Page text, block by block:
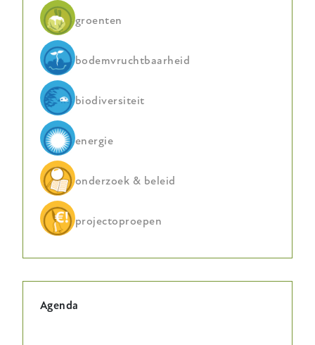
groenten
bodemvruchtbaarheid
biodiversiteit
energie
onderzoek & beleid
projectoproepen
Agenda